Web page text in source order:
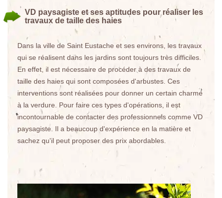
VD paysagiste et ses aptitudes pour réaliser les
travaux de taille des haies
Dans la ville de Saint Eustache et ses environs, les travaux
qui se réalisent dans les jardins sont toujours très difficiles.
En effet, il est nécessaire de procéder à des travaux de
taille des haies qui sont composées d'arbustes. Ces
interventions sont réalisées pour donner un certain charme
à la verdure. Pour faire ces types d'opérations, il est
incontournable de contacter des professionnels comme VD
paysagiste. Il a beaucoup d'expérience en la matière et
sachez qu'il peut proposer des prix abordables.